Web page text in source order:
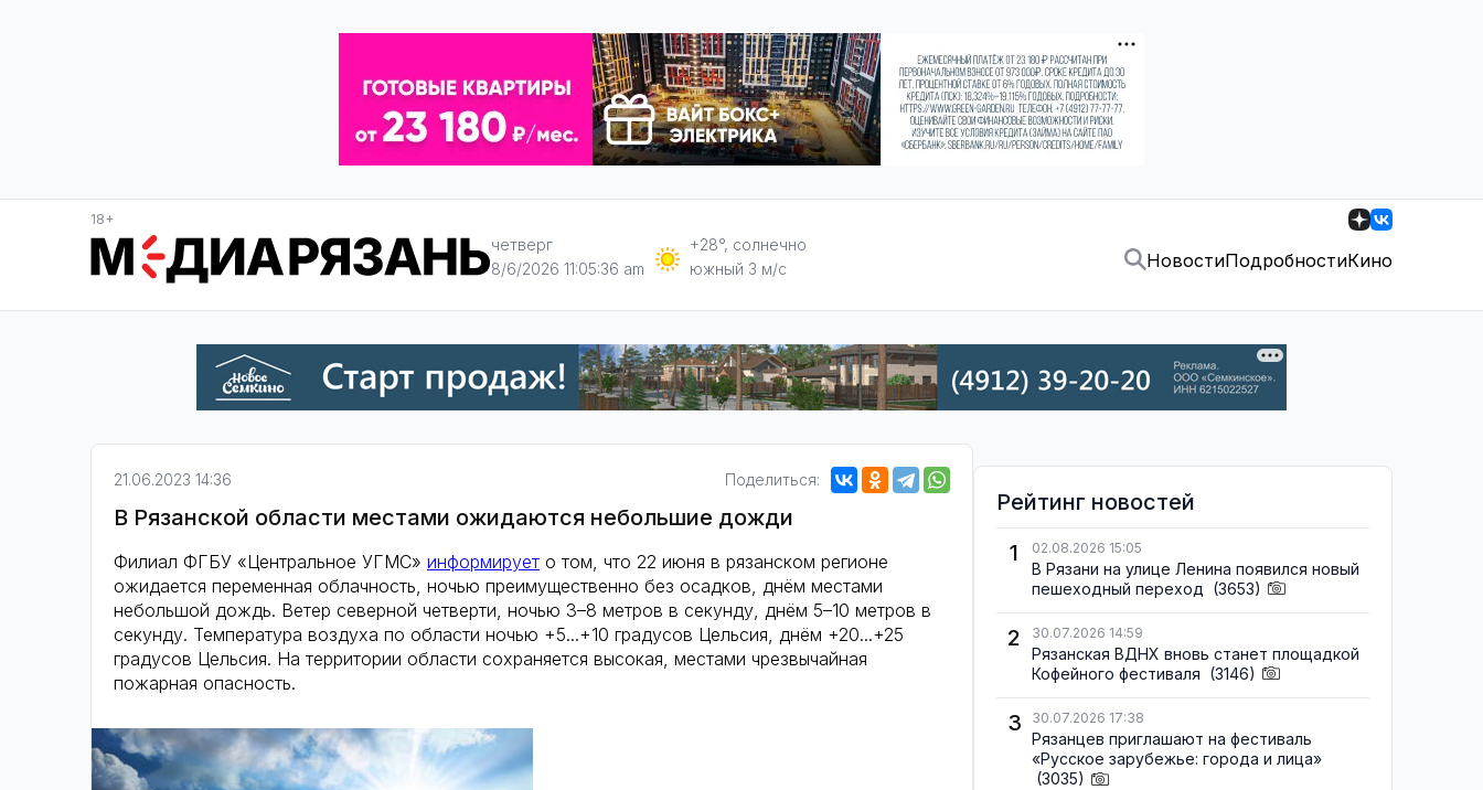
18+
четверг
8/6/2026 11:05:37 am
+28°, солнечно
южный 3 м/с
НовостиПодробностиКино
21.06.2023 14:36 Поделиться:
В Рязанской области местами ожидаются небольшие дожди
Филиал ФГБУ «Центральное УГМС» информирует о том, что 22 июня в рязанском регионе
ожидается переменная облачность, ночью преимущественно без осадков, днём местами
небольшой дождь. Ветер северной четверти, ночью 3–8 метров в секунду, днём 5–10 метров в
секунду. Температура воздуха по области ночью +5...+10 градусов Цельсия, днём +20...+25
градусов Цельсия. На территории области сохраняется высокая, местами чрезвычайная
пожарная опасность.
Рейтинг новостей
1
02.08.2026 15:05
В Рязани на улице Ленина появился новый
пешеходный переход (3653)
2 30.07.2026 14:59
Рязанская ВДНХ вновь станет площадкой
Кофейного фестиваля (3146)
3 30.07.2026 17:38
Рязанцев приглашают на фестиваль
«Русское зарубежье: города и лица»
(3035)